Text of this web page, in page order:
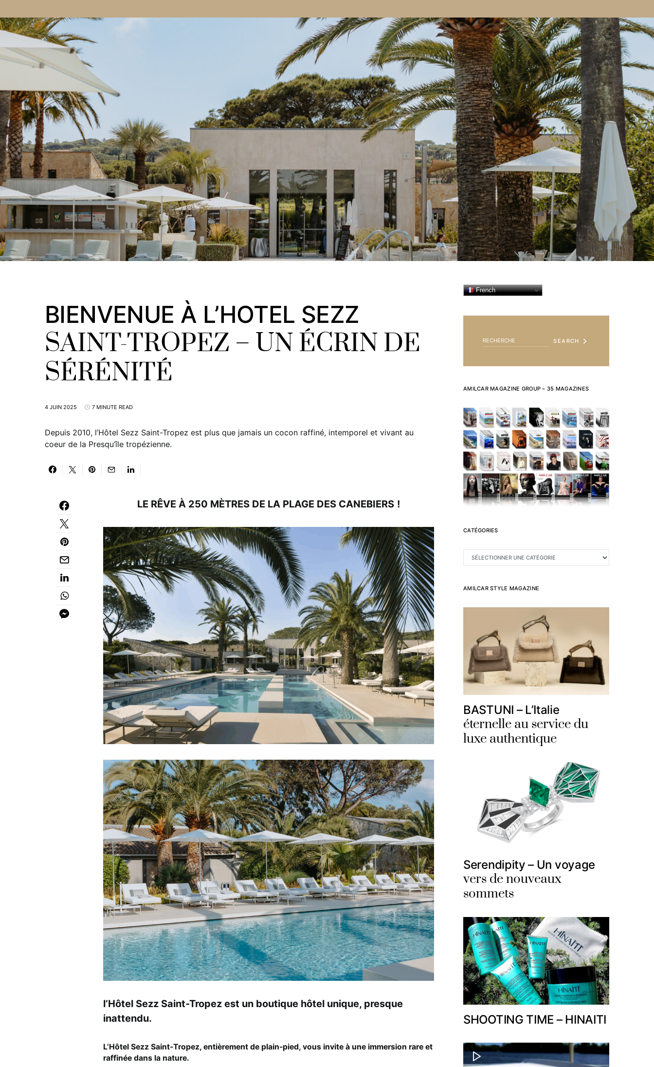
BIENVENUE À L’HOTEL SEZZ
SAINT-TROPEZ – UN ÉCRIN DE
SÉRÉNITÉ
4 JUIN 2025 7 MINUTE READ
Depuis 2010, l’Hôtel Sezz Saint-Tropez est plus que jamais un cocon raffiné, intemporel et vivant au
coeur de la Presqu’île tropézienne.
LE RÊVE À 250 MÈTRES DE LA PLAGE DES CANEBIERS !
l’Hôtel Sezz Saint-Tropez est un boutique hôtel unique, presque
inattendu.
L’Hôtel Sezz Saint-Tropez, entièrement de plain-pied, vous invite à une immersion rare et
raffinée dans la nature.
French
SEARCH
AMILCAR MAGAZINE GROUP – 35 MAGAZINES
CATÉGORIES
CATÉGORIES
AMILCAR STYLE MAGAZINE
BASTUNI – L’Italie
éternelle au service du
luxe authentique
Serendipity – Un voyage
vers de nouveaux
sommets
SHOOTING TIME – HINAITI